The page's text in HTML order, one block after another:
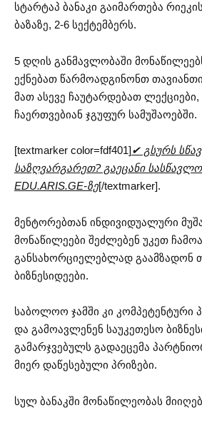
სტარტაპ ბანაკი გაიმართება
ბაზაზე, 2-6 სექტემბერს.
5 დღის განმავლობაში
ექნებათ წარმოადგინონთ თავიანთი
მათ ასევე ჩაუტარდებათ
ჩაერთვებიან ჯგუფურ სამუშაოებში.
[textmarker color=fdf401]✔ გსურს
საზღვარგარეთ? გაეცანი
EDU.ARIS.GE-ზე[/textmarker].
მენტორებთან ინდივიდუალური
მონაწილეები შეძლებენ უკეთ
განსახორციელებლად გაამზადონ
ბიზნესიდეები.
საბოლოო ჯამში კი კომპეტენტური
და გამოავლენენ საუკეთესო
გამარჯვებულს გადაეცემა
მიერ დაწესებული პრიზები.
სულ ბანაკში მონაწილეობას